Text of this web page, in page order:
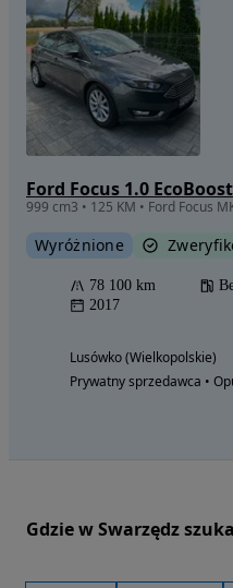
Ford Focus 1.0
Wyróżnione
78 100 km
2017
Lusówko (Wielkopolskie)
Prywatny sprzedawca •
Gdzie w Swarzędz